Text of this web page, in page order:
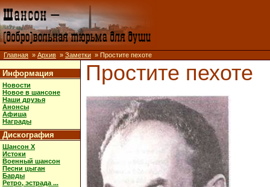
Главная » Архив » Заметки » Простите пехоте
Информация
Новости
Новое в шансоне
Наши друзья
Анонсы
Афиша
Награды
Дискография
Шансон X
Истоки
Военный шансон
Песни цыган
Барды
Ретро, эстрада ...
Простите пехоте